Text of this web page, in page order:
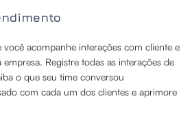
acompanhe interações com cliente e
Registre todas as interações de
o que seu time conversou
com cada um dos clientes e aprimore